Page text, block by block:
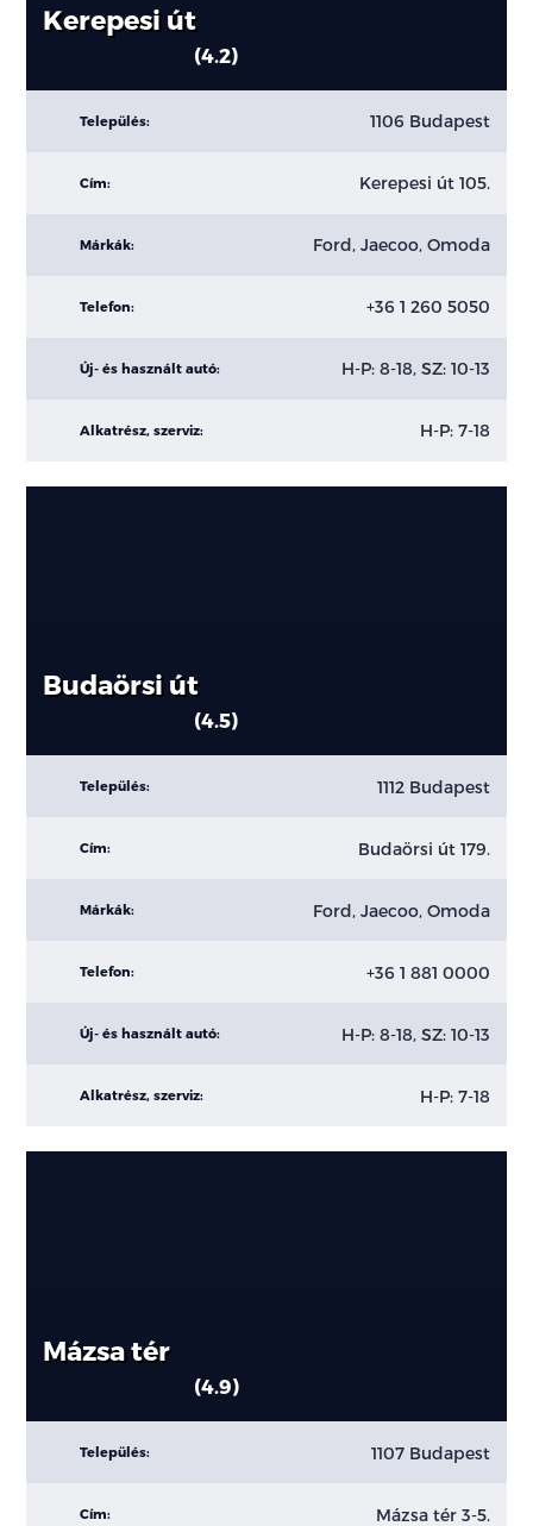
Kerepesi út
4.2
Település: 1106 Budapest
Cím: Kerepesi út 105.
Márkák: Ford, Jaecoo, Omoda
Telefon: +36 1 260 5050
Új- és használt autó: H-P: 8-18, SZ: 10-13
Alkatrész, szerviz: H-P: 7-18
Budaörsi út
4.5
Település: 1112 Budapest
Cím: Budaörsi út 179.
Márkák: Ford, Jaecoo, Omoda
Telefon: +36 1 881 0000
Új- és használt autó: H-P: 8-18, SZ: 10-13
Alkatrész, szerviz: H-P: 7-18
Mázsa tér
4.9
Település: 1107 Budapest
Cím: Mázsa tér 3-5.